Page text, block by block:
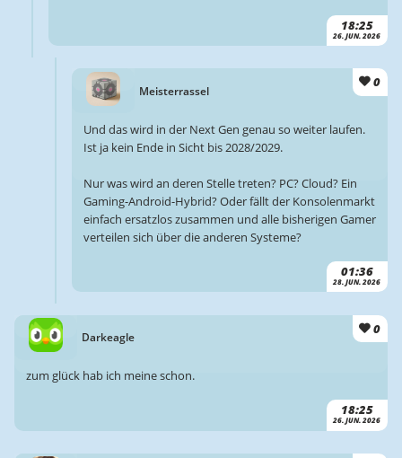
18:25
26. JUN. 2026
Meisterrassel
0
01:36
28. JUN. 2026
Und das wird in der Next Gen genau so weiter laufen.
Ist ja kein Ende in Sicht bis 2028/2029.
Nur was wird an deren Stelle treten? PC? Cloud? Ein
Gaming-Android-Hybrid? Oder fällt der Konsolenmarkt
einfach ersatzlos zusammen und alle bisherigen Gamer
verteilen sich über die anderen Systeme?
Darkeagle
0
18:25
26. JUN. 2026
zum glück hab ich meine schon.